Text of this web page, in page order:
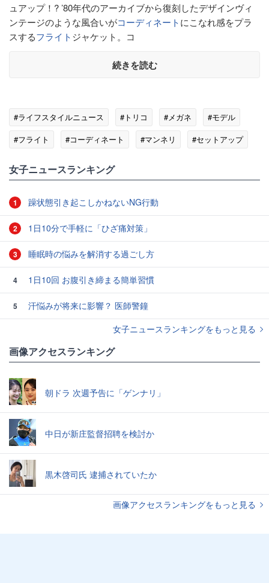
ュアップ！? ’80年代のアーカイブから復刻したデザインヴィ
ンテージのような風合いがコーディネートにこなれ感をプラ
スするフライトジャケット。コ
続きを読む
#ライフスタイルニュース #トリコ #メガネ
#モデル
#フライト
#コーディネート #マンネリ #セットアップ
女子ニュースランキング
1 躁状態引き起こしかねないNG行動
2 1日10分で手軽に「ひざ痛対策」
3 睡眠時の悩みを解消する過ごし方
4 1日10回 お腹引き締まる簡単習慣
5
汗悩みが将来に影響？ 医師警鐘
女子ニュースランキングをもっと見る
画像アクセスランキング
朝ドラ 次週予告に「ゲンナリ」
中日が新庄監督招聘を検討か
黒木啓司氏 逮捕されていたか
画像アクセスランキングをもっと見る